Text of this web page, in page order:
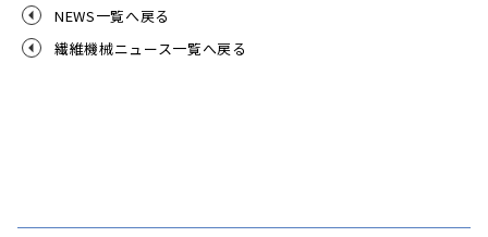
NEWS一覧へ戻る
繊維機械ニュース一覧へ戻る